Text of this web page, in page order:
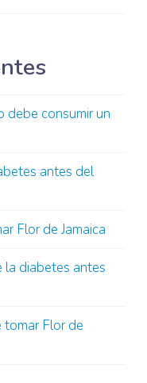
debe consumir un
antes del
Flor de Jamaica
la diabetes antes
tomar Flor de